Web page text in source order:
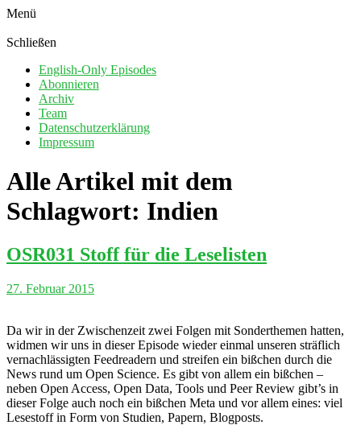
Menü
Schließen
English-Only Episodes
Abonnieren
Archiv
Team
Datenschutzerklärung
Impressum
Alle Artikel mit dem
Schlagwort: Indien
OSR031 Stoff für die Leselisten
27. Februar 2015
Da wir in der Zwischenzeit zwei Folgen mit Sonderthemen hatten,
widmen wir uns in dieser Episode wieder einmal unseren sträflich
vernachlässigten Feedreadern und streifen ein bißchen durch die
News rund um Open Science. Es gibt von allem ein bißchen –
neben Open Access, Open Data, Tools und Peer Review gibt’s in
dieser Folge auch noch ein bißchen Meta und vor allem eines: viel
Lesestoff in Form von Studien, Papern, Blogposts.